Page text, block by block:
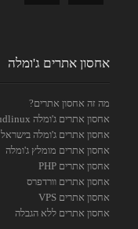
אחסון אתרים ג'ומלה
מה זה אחסון אתרים?
אחסון אתרים ג'ומלה cloudlinux
אחסון אתרים ג'ומלה בישראל
אחסון אתרים מומלץ ג'ומלה
אחסון אתרים PHP
אחסון אתרים וורדפרס
אחסון אתרים VPS
אחסון אתרים ללא הגבלה